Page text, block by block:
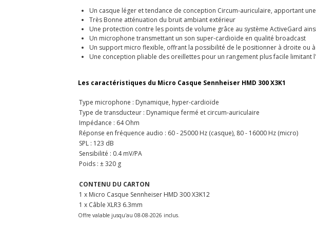
Un casque léger et tendance de conception Circum-auriculaire, apportant
Très Bonne atténuation du bruit ambiant extérieur
Une protection contre les points de volume grâce au système ActiveGard
Un microphone transmettant un son super-cardioïde en qualité broadcast
Un support micro flexible, offrant la possibilité de le positionner à droite ou à
Une conception pliable des oreillettes pour un rangement plus facile limitant
Les caractéristiques du Micro Casque Sennheiser HMD 300 X3K1
Type microphone : Dynamique, hyper-cardioïde
Type de transducteur : Dynamique fermé et circum-auriculaire
Impédance : 64 Ohm
Réponse en fréquence audio : 60 - 25000 Hz (casque), 80 - 16000 Hz (micro)
SPL : 123 dB
Sensibilité : 0.4 mV/PA
Poids : ± 320 g
CONTENU DU CARTON
1 x Micro Casque Sennheiser HMD 300 X3K12
1 x Câble XLR3 6.3mm
Offre valable jusqu'au 08-08-2026 inclus.